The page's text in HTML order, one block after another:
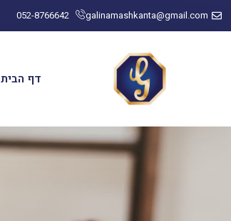
galinamashkanta@gmail.com
052-8766642
דף הבית